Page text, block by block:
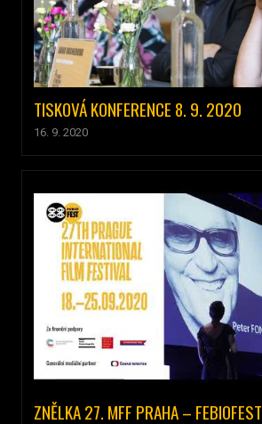
TISKOVÁ KONFERENCE 8. 9. 2020
16. 9. 2020
ZNĚLKA 27. MFF PRAHA – FEBIOFEST